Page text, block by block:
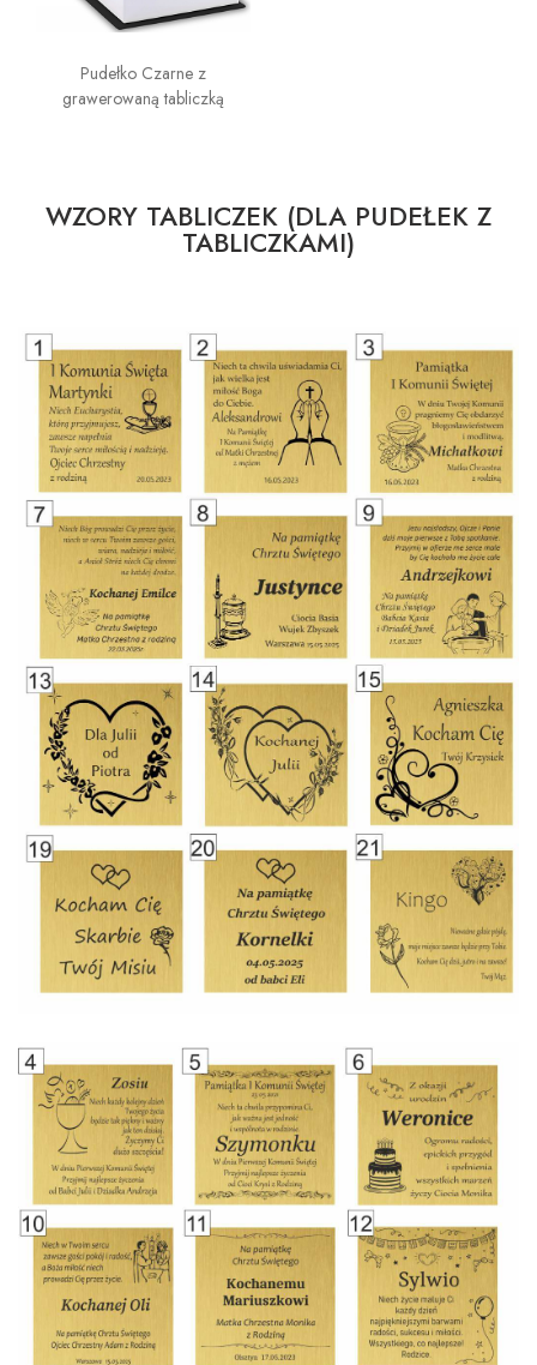
Pudełko Czarne z
grawerowaną tabliczką
WZORY TABLICZEK (DLA PUDEŁEK Z
TABLICZKAMI)